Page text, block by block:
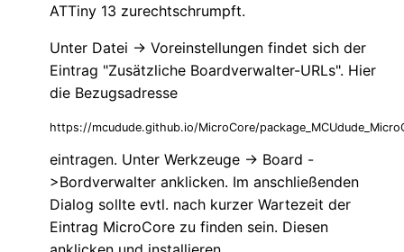
ATTiny 13 zurechtschrumpft.
Unter Datei -> Voreinstellungen findet sich der
Eintrag "Zusätzliche Boardverwalter-URLs". Hier
die Bezugsadresse
https://mcudude.github.io/MicroCore/
eintragen. Unter Werkzeuge -> Board -
>Bordverwalter anklicken. Im anschließenden
Dialog sollte evtl. nach kurzer Wartezeit der
Eintrag MicroCore zu finden sein. Diesen